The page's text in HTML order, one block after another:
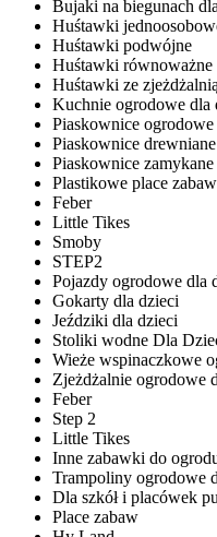
Bujaki na biegunach
Huśtawki
Huśtawki podwójne
Huśtawki równoważne
Huśtawki ze zjeżdżalnią
Kuchnie ogrodowe dla
Piaskownice
Piaskownice drewniane
Piaskownice zamykane
Plastikowe place
Feber
Little Tikes
Smoby
STEP2
Pojazdy ogrodowe dla
Gokarty dla dzieci
Jeździki dla dzieci
Stoliki wodne Dla
Wieże wspinaczkowe
Zjeżdżalnie ogrodowe
Feber
Step 2
Little Tikes
Inne zabawki do
Trampoliny ogrodowe
Dla szkół i placówek
Place zabaw